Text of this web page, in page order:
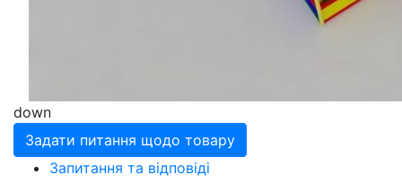
down
Задати питання щодо товару
Запитання та відповіді